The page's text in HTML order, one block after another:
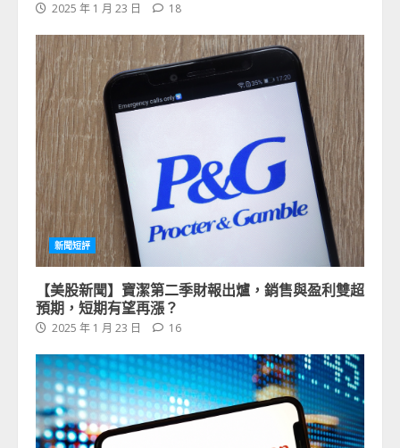
2025 年 1 月 23 日 18
新聞短評
【美股新聞】寶潔第二季財報出爐，銷售與盈利雙超
預期，短期有望再漲？
2025 年 1 月 23 日 16